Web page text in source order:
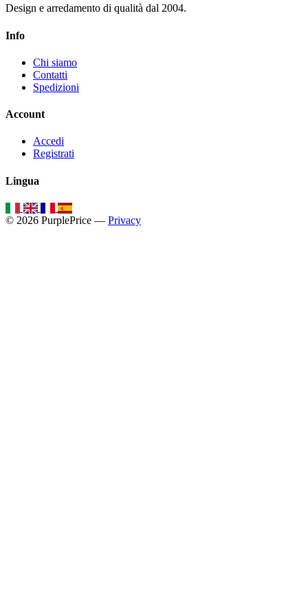
Design e arredamento di qualità dal 2004.
Info
Chi siamo
Contatti
Spedizioni
Account
Accedi
Registrati
Lingua
© 2026 PurplePrice — Privacy